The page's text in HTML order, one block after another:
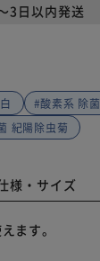
3日以内発送
#酸素系 除菌
紀陽除虫菊
様・サイズ
ます。